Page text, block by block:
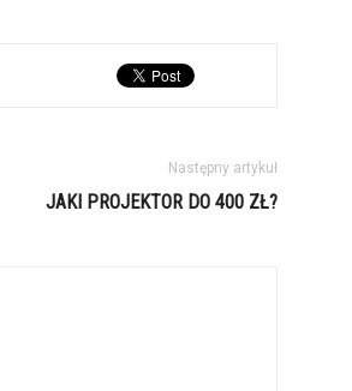
Następny artykuł
JAKI PROJEKTOR DO 400 ZŁ?